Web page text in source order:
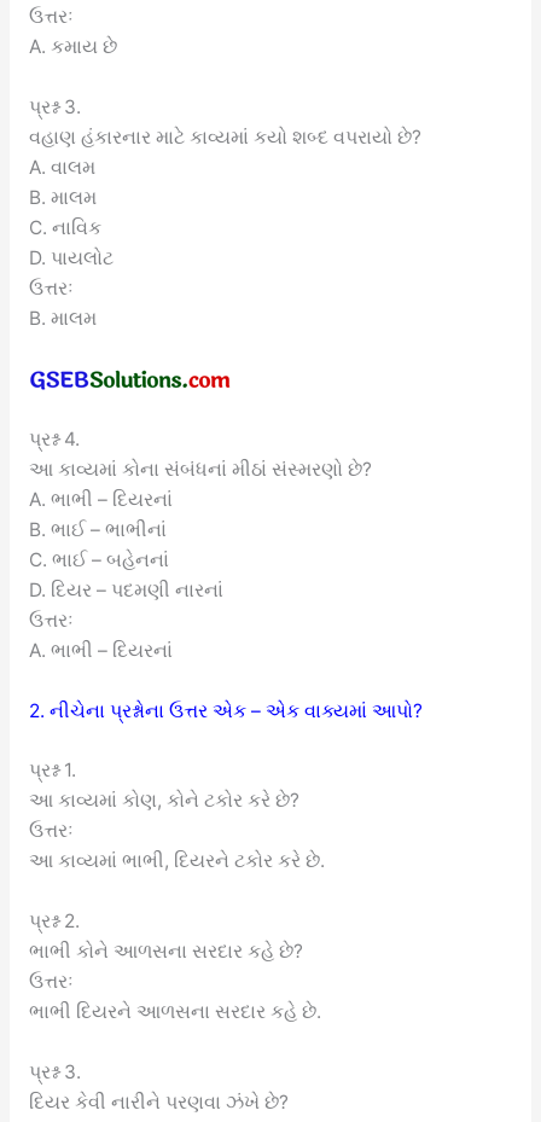
ઉત્તરઃ
A. કમાય છે
પ્રશ્ન 3.
વહાણ હંકારનાર માટે કાવ્યમાં કયો શબ્દ વપરાયો છે?
A. વાલમ
B. માલમ
C. નાવિક
D. પાયલોટ
ઉત્તરઃ
B. માલમ
પ્રશ્ન 4.
આ કાવ્યમાં કોના સંબંધનાં મીઠાં સંસ્મરણો છે?
A. ભાભી – દિયરનાં
B. ભાઈ – ભાભીનાં
C. ભાઈ – બહેનનાં
D. દિયર – પદમણી નારનાં
ઉત્તરઃ
A. ભાભી – દિયરનાં
2. નીચેના પ્રશ્નોના ઉત્તર એક – એક વાક્યમાં આપો?
પ્રશ્ન 1.
આ કાવ્યમાં કોણ, કોને ટકોર કરે છે?
ઉત્તરઃ
આ કાવ્યમાં ભાભી, દિયરને ટકોર કરે છે.
પ્રશ્ન 2.
ભાભી કોને આળસના સરદાર કહે છે?
ઉત્તરઃ
ભાભી દિયરને આળસના સરદાર કહે છે.
પ્રશ્ન 3.
દિયર કેવી નારીને પરણવા ઝંખે છે?